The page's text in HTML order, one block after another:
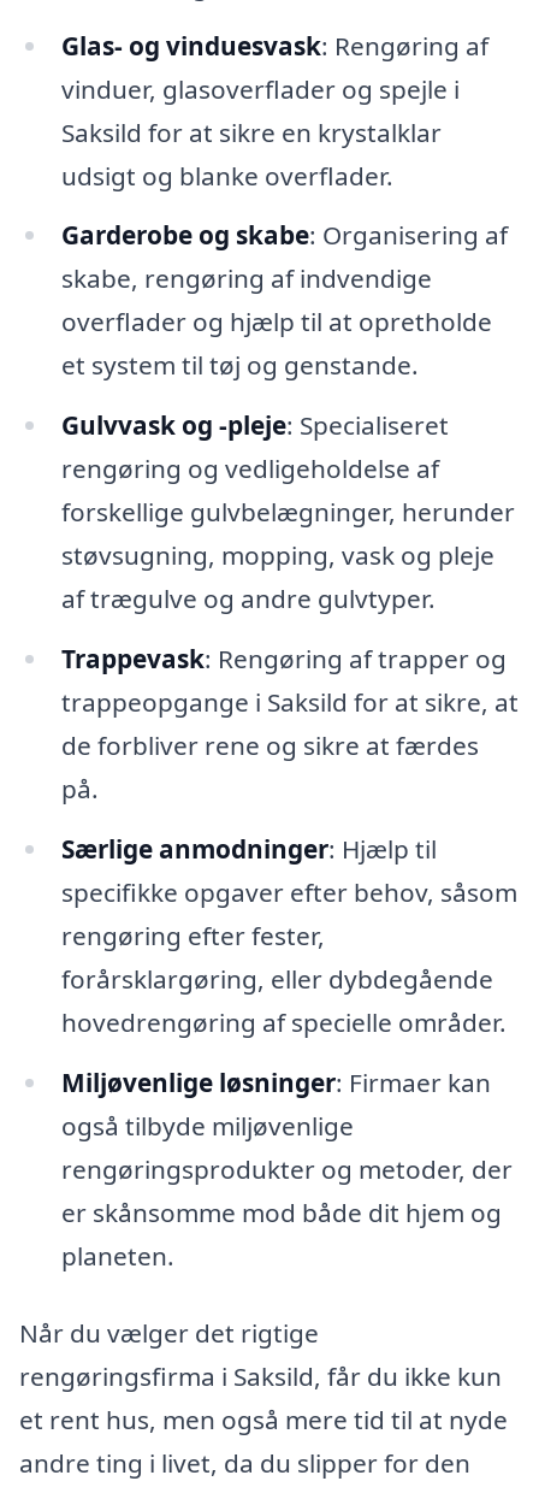
Glas- og vinduesvask: Rengøring af
vinduer, glasoverflader og spejle i
Saksild for at sikre en krystalklar
udsigt og blanke overflader.
Garderobe og skabe: Organisering af
skabe, rengøring af indvendige
overflader og hjælp til at opretholde
et system til tøj og genstande.
Gulvvask og -pleje: Specialiseret
rengøring og vedligeholdelse af
forskellige gulvbelægninger, herunder
støvsugning, mopping, vask og pleje
af trægulve og andre gulvtyper.
Trappevask: Rengøring af trapper og
trappeopgange i Saksild for at sikre, at
de forbliver rene og sikre at færdes
på.
Særlige anmodninger: Hjælp til
specifikke opgaver efter behov, såsom
rengøring efter fester,
forårsklargøring, eller dybdegående
hovedrengøring af specielle områder.
Miljøvenlige løsninger: Firmaer kan
også tilbyde miljøvenlige
rengøringsprodukter og metoder, der
er skånsomme mod både dit hjem og
planeten.
Når du vælger det rigtige
rengøringsfirma i Saksild, får du ikke kun
et rent hus, men også mere tid til at nyde
andre ting i livet, da du slipper for den